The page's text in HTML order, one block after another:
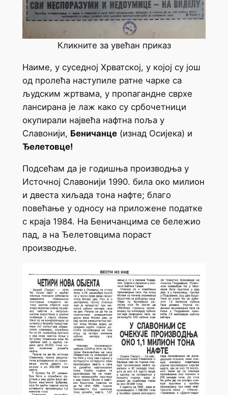
Кликните за увећан приказ
Наиме, у суседној Хрватској, у којој су још
од пролећа наступиле ратне чарке са
људским жртвама, у пропагандне сврхе
лансирана је лаж како су србочетници
окупирали највећа нафтна поља у
Славонији, Беничанце(изнад Осијека) и
Ђелетовце!
Подсећам да је годишња производња у
Источној Славонији 1990. била око милион
и двеста хиљада тона нафте; благо
повећање у односу на приложене податке
с краја 1984. На Беничанцима се бележио
пад, а на Ђелетовцима пораст
производње.